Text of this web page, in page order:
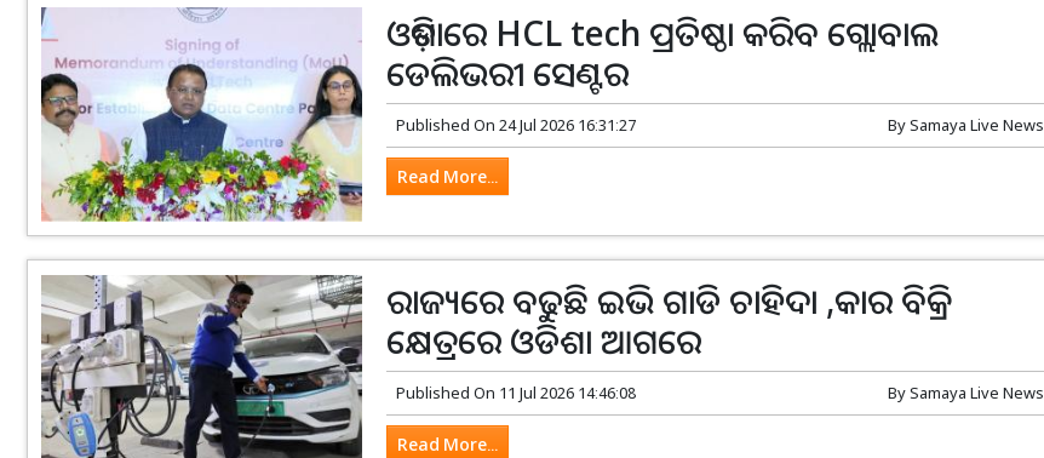
ଓଡ଼ିଶାରେ HCL tech ପ୍ରତିଷ୍ଠା କରିବ ଗ୍ଲୋବାଲ
ଡେଲିଭରୀ ସେଣ୍ଟର
Published On 24 Jul 2026 16:31:27 BySamaya Live News
Read More...
ରାଜ୍ୟରେ ବଢୁଛି ଇଭି ଗାଡି ଚାହିଦା ,କାର ବିକ୍ରି
କ୍ଷେତ୍ରରେ ଓଡିଶା ଆଗରେ
Published On 11 Jul 2026 14:46:08 BySamaya Live News
Read More...